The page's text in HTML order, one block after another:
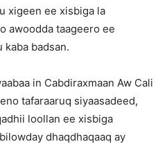
xigeen ee xisbiga la
awoodda taageero ee
kaba badsan.
in Cabdiraxmaan Aw Cali
tafaraaruq siyaasadeed,
loollan ee xisbiga
dhaqdhaqaaq ay